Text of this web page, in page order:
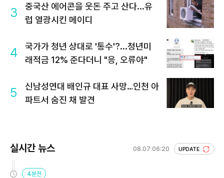
3
중국산 에어콘을 웃돈 주고 산다...유
럽 열광시킨 메이디
4
국가가 청년 상대로 '통수'?...청년미
래적금 12% 준다더니 "응, 오류야"
5
신남성연대 배인규 대표 사망…인천 아
파트서 숨진 채 발견
실시간 뉴스 08.07 06:20 UPDATE
4분전